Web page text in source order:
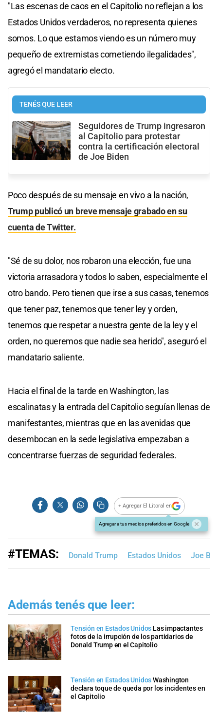
"Las escenas de caos en el Capitolio no reflejan a los
Estados Unidos verdaderos, no representa quienes
somos. Lo que estamos viendo es un número muy
pequeño de extremistas cometiendo ilegalidades",
agregó el mandatario electo.
TENÉS QUE LEER
Seguidores de Trump ingresaron
al Capitolio para protestar
contra la certificación electoral
de Joe Biden
Poco después de su mensaje en vivo a la nación,
Trump publicó un breve mensaje grabado en su
cuenta de Twitter.
"Sé de su dolor, nos robaron una elección, fue una
victoria arrasadora y todos lo saben, especialmente el
otro bando. Pero tienen que irse a sus casas, tenemos
que tener paz, tenemos que tener ley y orden,
tenemos que respetar a nuestra gente de la ley y el
orden, no queremos que nadie sea herido", aseguró el
mandatario saliente.
Hacia el final de la tarde en Washington, las
escalinatas y la entrada del Capitolio seguían llenas de
manifestantes, mientras que en las avenidas que
desembocan en la sede legislativa empezaban a
concentrarse fuerzas de seguridad federales.
+ Agregar El Litoral en
Agregar a tus medios preferidos en Google
#TEMAS: Donald Trump Estados Unidos Joe
Además tenés que leer:
Tensión en Estados Unidos Las impactantes
fotos de la irrupción de los partidarios de
Donald Trump en el Capitolio
Tensión en Estados UnidosWashington
declara toque de queda por los incidentes en
el Capitolio